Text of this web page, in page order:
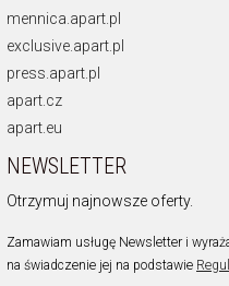
mennica.apart.pl
exclusive.apart.pl
press.apart.pl
apart.cz
apart.eu
NEWSLETTER
Otrzymuj najnowsze oferty.
Zamawiam usługę Newsletter i
na świadczenie jej na podstawie